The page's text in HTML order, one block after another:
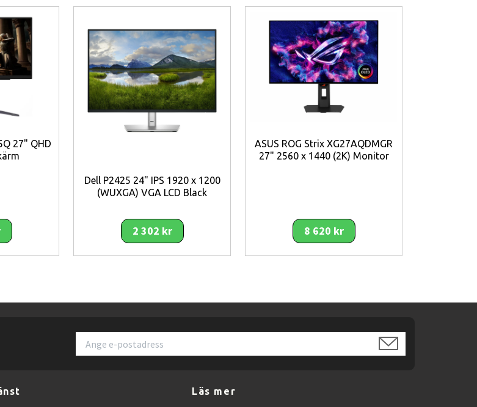
och höga kvalitetsnivån gör modellen till ett pålitligt val för användare som vill ha en
27" QHD
Dell P2425 24" IPS 1920 x 1200
(WUXGA) VGA LCD Black
2 302 kr
ASUS ROG Strix XG27AQDMGR
27" 2560 x 1440 (2K) Monitor
8 620 kr
Läs mer